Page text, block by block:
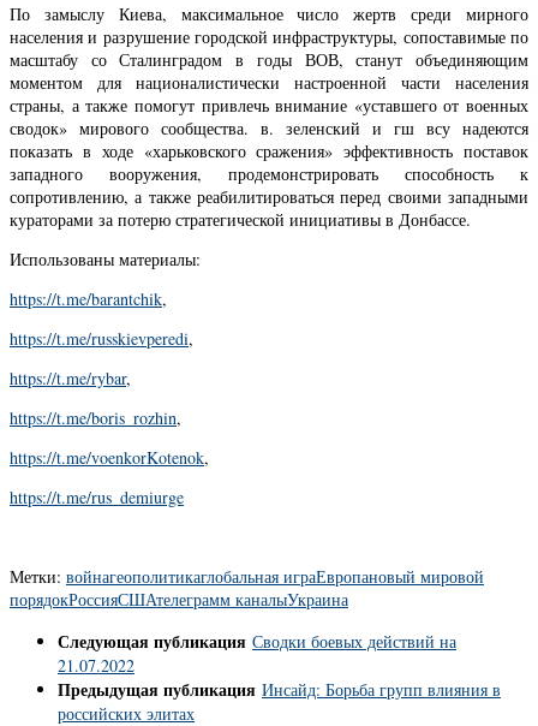
По замыслу Киева, максимальное число жертв среди мирного
населения и разрушение городской инфраструктуры, сопоставимые по
масштабу со Сталинградом в годы ВОВ, станут объединяющим
моментом для националистически настроенной части населения
страны, а также помогут привлечь внимание «уставшего от военных
сводок» мирового сообщества. в. зеленский и гш всу надеются
показать в ходе «харьковского сражения» эффективность поставок
западного вооружения, продемонстрировать способность к
сопротивлению, а также реабилитироваться перед своими западными
кураторами за потерю стратегической инициативы в Донбассе.
Использованы материалы:
https://t.me/barantchik,
https://t.me/russkievperedi,
https://t.me/rybar,
https://t.me/boris_rozhin,
https://t.me/voenkorKotenok,
https://t.me/rus_demiurge
Метки: войнагеополитикаглобальная играЕвропановый мировой
порядокРоссияСШАтелеграмм каналыУкраина
Следующая публикация Сводки боевых действий на
21.07.2022
Предыдущая публикация Инсайд: Борьба групп влияния в
российских элитах